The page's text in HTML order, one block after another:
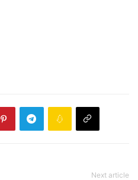
Next article